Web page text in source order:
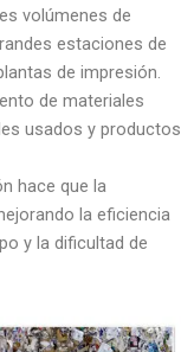
volúmenes de
estaciones de
de impresión.
de materiales
usados y productos
hace que la
la eficiencia
y la dificultad de